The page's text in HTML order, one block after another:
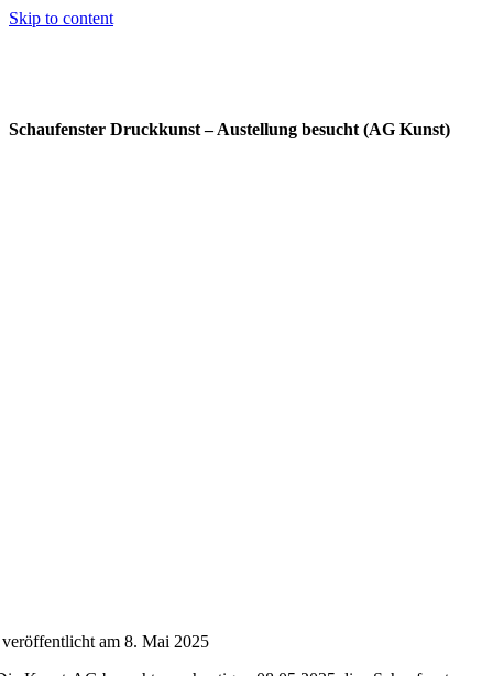
Skip to content
Schaufenster Druckkunst – Austellung besucht (AG Kunst)
veröffentlicht am 8. Mai 2025